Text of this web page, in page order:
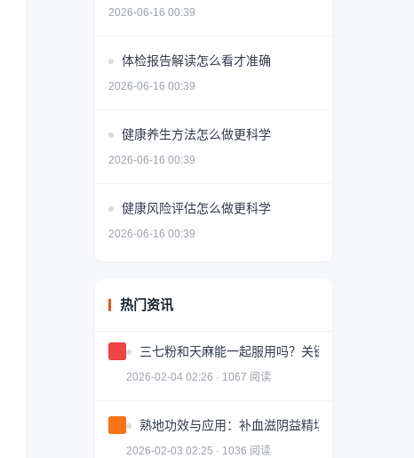
2026-06-16 00:39
体检报告解读怎么看才准确
2026-06-16 00:39
健康养生方法怎么做更科学
2026-06-16 00:39
健康风险评估怎么做更科学
2026-06-16 00:39
热门资讯
三七粉和天麻能一起服用吗？关键问题解答
2026-02-04 02:26 · 1067 阅读
熟地功效与应用：补血滋阴益精填髓的中药详解
2026-02-03 02:25 · 1036 阅读